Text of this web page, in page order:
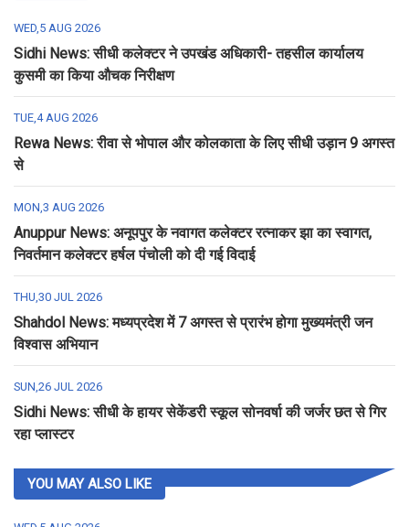
WED,5 AUG 2026
Sidhi News: सीधी कलेक्टर ने उपखंड अधिकारी- तहसील कार्यालय
कुसमी का किया औचक निरीक्षण
TUE,4 AUG 2026
Rewa News: रीवा से भोपाल और कोलकाता के लिए सीधी उड़ान 9 अगस्त
से
MON,3 AUG 2026
Anuppur News: अनूपपुर के नवागत कलेक्टर रत्नाकर झा का स्वागत,
निवर्तमान कलेक्टर हर्षल पंचोली को दी गई विदाई
THU,30 JUL 2026
Shahdol News: मध्यप्रदेश में 7 अगस्त से प्रारंभ होगा मुख्यमंत्री जन
विश्वास अभियान
SUN,26 JUL 2026
Sidhi News: सीधी के हायर सेकेंडरी स्कूल सोनवर्षा की जर्जर छत से गिर
रहा प्लास्टर
YOU MAY ALSO LIKE